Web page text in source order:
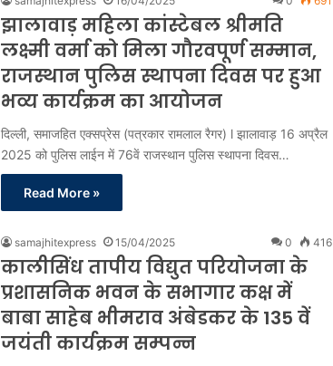
झालावाड़ महिला कांस्टेबल श्रीमति
लक्ष्मी वर्मा को मिला गौरवपूर्ण सम्मान,
राजस्थान पुलिस स्थापना दिवस पर हुआ
भव्य कार्यक्रम का आयोजन
दिल्ली, समाजहित एक्सप्रेस (पत्रकार रामलाल रैगर) l झालावाड़ 16 अप्रैल
2025 को पुलिस लाईन में 76वें राजस्थान पुलिस स्थापना दिवस…
Read More »
samajhitexpress 15/04/2025 0 416
कालीसिंध तापीय विद्युत परियोजना के
प्रशासनिक भवन के सभागार कक्ष में
बाबा साहेब भीमराव अंबेडकर के 135 वें
जयंती कार्यक्रम सम्पन्न